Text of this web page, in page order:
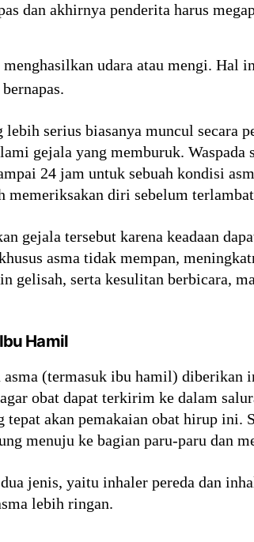
dan akhirnya penderita harus
udara atau mengi. Hal
lebih serius biasanya muncul secara
gejala yang memburuk.
24 jam untuk sebuah kondisi
memeriksakan diri sebelum
gejala tersebut karena keadaan
asma tidak mempan,
gelisah, serta kesulitan berbicara,
Hamil
asma (termasuk ibu hamil) diberikan
obat dapat terkirim ke dalam
tepat akan pemakaian obat hirup
menuju ke bagian paru-paru dan
jenis, yaitu inhaler pereda dan
lebih ringan.